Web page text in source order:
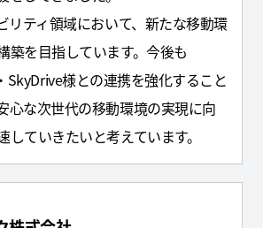
リティ領域において、新たな移動環
築を目指しています。今後も
SkyDrive様との連携を強化すること
心な次世代の移動環境の実現に向
していきたいと考えています。